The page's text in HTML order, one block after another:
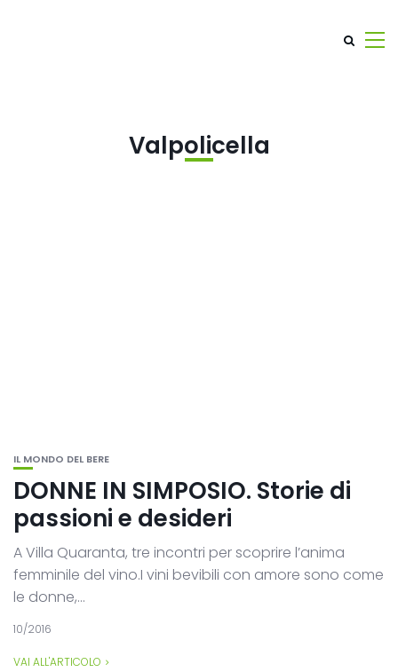
Valpolicella
IL MONDO DEL BERE
DONNE IN SIMPOSIO. Storie di
passioni e desideri
A Villa Quaranta, tre incontri per scoprire l’anima
femminile del vino.I vini bevibili con amore sono come
le donne,...
10/2016
VAI ALL'ARTICOLO